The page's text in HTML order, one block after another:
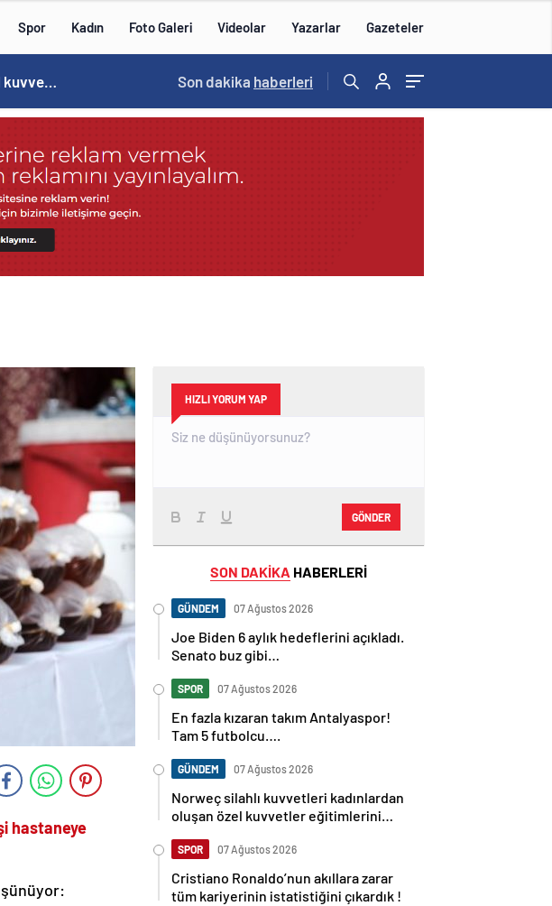
Spor Kadın Foto Galeri Videolar Yazarlar Gazeteler
Norweç silahlı kuvvetleri kadınlardan oluşan özel kuvvetler eğitimlerini başlattı. 15:20 /
Son dakika haberleri
hastaneye
HIZLI YORUM YAP
GÖNDER
SON DAKİKA HABERLERİ
GÜNDEM 07 Ağustos 2026
Joe Biden 6 aylık hedeflerini açıkladı.
Senato buz gibi…
SPOR 07 Ağustos 2026
En fazla kızaran takım Antalyaspor!
Tam 5 futbolcu….
GÜNDEM 07 Ağustos 2026
Norweç silahlı kuvvetleri kadınlardan
oluşan özel kuvvetler eğitimlerini
SPOR 07 Ağustos 2026
Cristiano Ronaldo’nun akıllara zarar
tüm kariyerinin istatistiğini çıkardık !